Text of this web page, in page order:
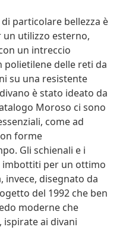
particolare bellezza è
un utilizzo esterno,
un intreccio
delle reti da
su una resistente
è stato ideato da
Moroso ci sono
come ad
forme
Gli schienali e i
imbottiti per un ottimo
invece, disegnato da
del 1992 che ben
moderne che
ai divani